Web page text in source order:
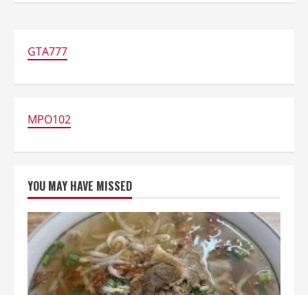
GTA777
MPO102
YOU MAY HAVE MISSED